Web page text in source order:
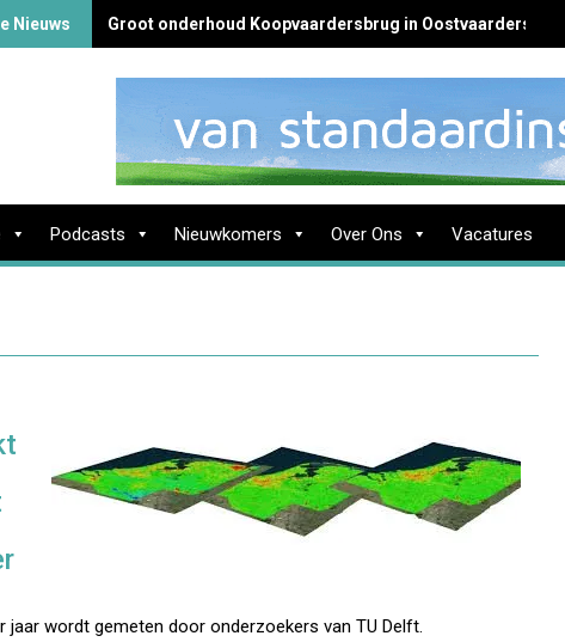
Nieuws Groot onderhoud Koopvaardersbrug in Oostvaardersbuurt
Podcasts Nieuwkomers Over Ons Vacatures
wordt gemeten door onderzoekers van TU Delft.